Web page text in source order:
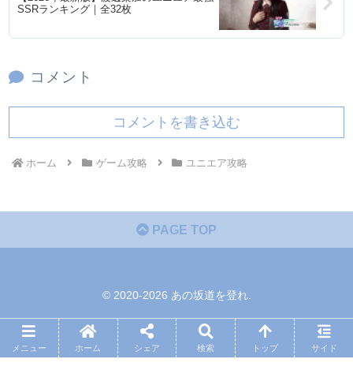
SSRランキング｜全32枚
コメント
コメントを書き込む
ホーム ゲーム攻略 ユニエア攻略
PAGE TOP
© 2020-2026 あの坂道を登れ.
メニュー ホーム シェア 検索 トップ サイド